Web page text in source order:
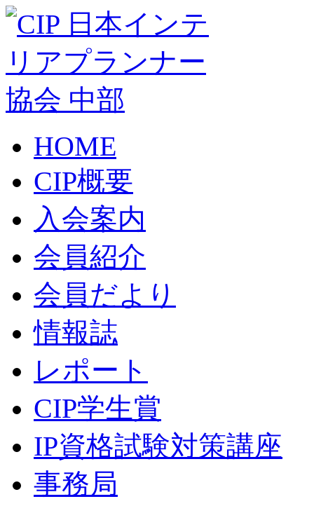
HOME
CIP概要
入会案内
会員紹介
会員だより
情報誌
レポート
CIP学生賞
IP資格試験対策講座
事務局